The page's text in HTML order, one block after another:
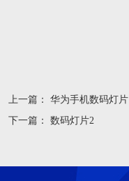
上一篇：
华为手机数码灯片
下一篇：
数码灯片2